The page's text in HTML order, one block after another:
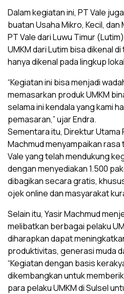
Dalam kegiatan ini, PT Vale
buatan Usaha Mikro, Kecil,
PT Vale dari Luwu Timur
UMKM dari Lutim bisa dikenal
hanya dikenal pada lingkup
“Kegiatan ini bisa menjadi
memasarkan produk UMKM
selama ini kendala yang kami
pemasaran,” ujar Endra.
Sementara itu, Direktur Utama
Machmud menyampaikan rasa
Vale yang telah mendukung
dengan menyediakan 1.500
dibagikan secara gratis,
ojek online dan masyarakat
Selain itu, Yasir Machmud
melibatkan berbagai pelaku
diharapkan dapat
produktivitas, generasi muda
“Kegiatan dengan basis
dikembangkan untuk
para pelaku UMKM di Sulsel